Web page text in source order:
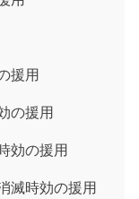
援用
の援用
効の援用
滅時効の援用